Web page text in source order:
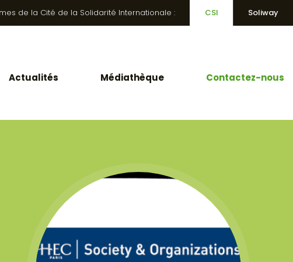
de la Cité de la Solidarité Internationale : CSI Soliway
Actualités Médiathèque Contactez-nous